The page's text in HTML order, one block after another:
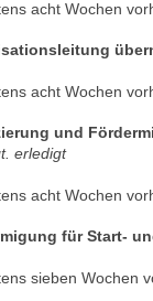
acht Wochen
acht Wochen
und
erledigt
acht Wochen
für Start-
sieben Wochen